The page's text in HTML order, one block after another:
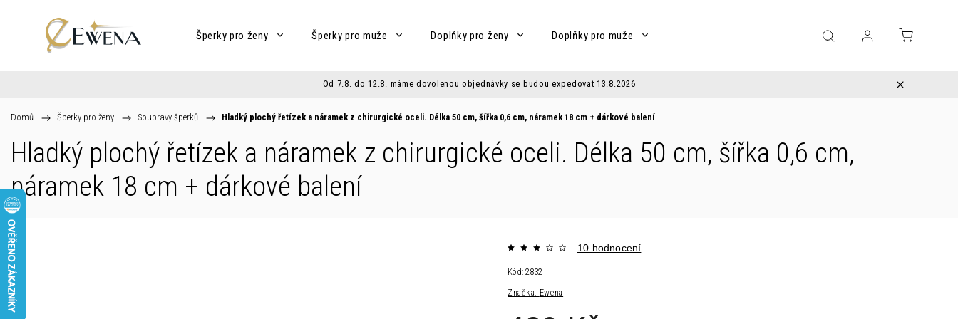
Šperky pro ženy Šperky pro muže Doplňky pro ženy Doplňky pro muže Výprodej Bižuterie
Od 7.8. do 12.8. máme dovolenou objednávky se budou expedovat 13.8.2026
Domů / Šperky pro ženy / Soupravy šperků / Hladký plochý řetízek a náramek z chirurgické oceli. Délka 50 cm, šířka 0,6 cm, náramek 18 cm + dárkové balení
Hladký plochý řetízek a náramek z chirurgické oceli. Délka 50 cm, šířka 0,6 cm,
náramek 18 cm + dárkové balení
Značka: Ewena
10 hodnocení
Kód: 2832